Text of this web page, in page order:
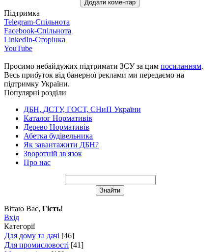
Підтримка
Telegram-Спільнота
Facebook-Спільнота
LinkedIn-Сторінка
YouTube
Просимо небайдужих підтримати ЗСУ за цим посиланням.
Весь прибуток від банерної реклами ми передаємо на
підтримку України.
Популярні розділи
ДБН, ДСТУ, ГОСТ, СНиП України
Каталог Нормативів
Дерево Нормативів
Абетка будівельника
Як завантажити ДБН?
Зворотній зв'язок
Про нас
Вітаю Вас, Гість!
Вхід
Категорії
Для дому та дачі [46]
Для промисловості [41]